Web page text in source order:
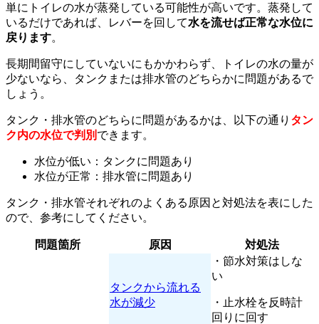
単にトイレの水が蒸発している可能性が高いです。蒸発して
いるだけであれば、レバーを回して水を流せば正常な水位に
戻ります。
長期間留守にしていないにもかかわらず、トイレの水の量が
少ないなら、タンクまたは排水管のどちらかに問題があるで
しょう。
タンク・排水管のどちらに問題があるかは、以下の通り タン
ク内の水位で判別 できます。
水位が低い：タンクに問題あり
水位が正常：排水管に問題あり
タンク・排水管それぞれのよくある原因と対処法を表にした
ので、参考にしてください。
問題箇所 原因 対処法
タンクから流れる
水が減少
・節水対策はしな
い
・止水栓を反時計
回りに回す